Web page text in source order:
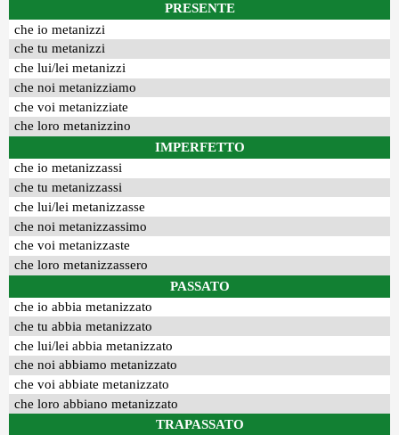
PRESENTE
che io metanizzi
che tu metanizzi
che lui/lei metanizzi
che noi metanizziamo
che voi metanizziate
che loro metanizzino
IMPERFETTO
che io metanizzassi
che tu metanizzassi
che lui/lei metanizzasse
che noi metanizzassimo
che voi metanizzaste
che loro metanizzassero
PASSATO
che io abbia metanizzato
che tu abbia metanizzato
che lui/lei abbia metanizzato
che noi abbiamo metanizzato
che voi abbiate metanizzato
che loro abbiano metanizzato
TRAPASSATO